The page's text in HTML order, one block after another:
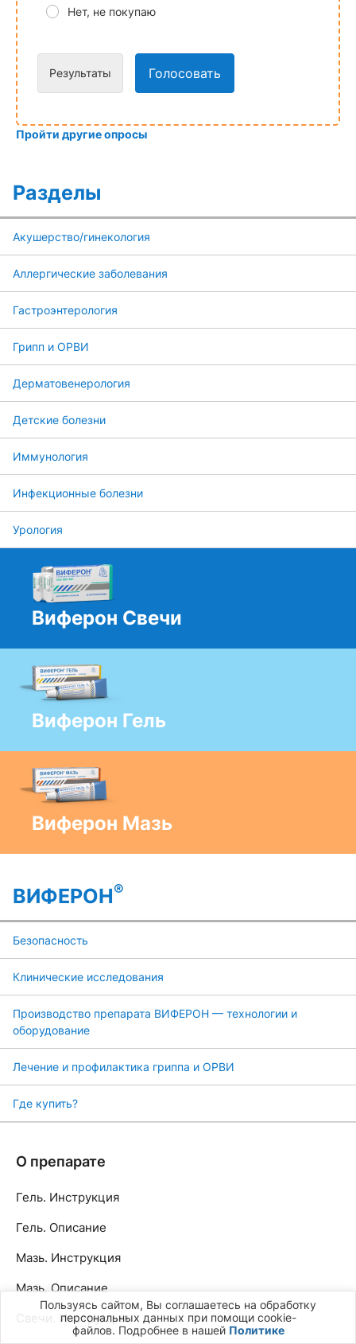
Пользуясь сайтом, Вы соглашаетесь на обработку
персональных данных при помощи cookie-
файлов. Подробнее в нашей Политике
Разделы
Акушерство/гинекология
Аллергические заболевания
Гастроэнтерология
Грипп и ОРВИ
Дерматовенерология
Детские болезни
Иммунология
Инфекционные болезни
Урология
Виферон Свечи
Виферон Гель
Виферон Мазь
ВИФЕРОН®
Безопасность
Клинические исследования
Производство препарата ВИФЕРОН — технологии и
оборудование
Лечение и профилактика гриппа и ОРВИ
Где купить?
Нет, не покупаю
Результаты Голосовать
Пройти другие опросы
О препарате
Гель. Инструкция
Гель. Описание
Мазь. Инструкция
Мазь. Описание
Свечи. Инструкция